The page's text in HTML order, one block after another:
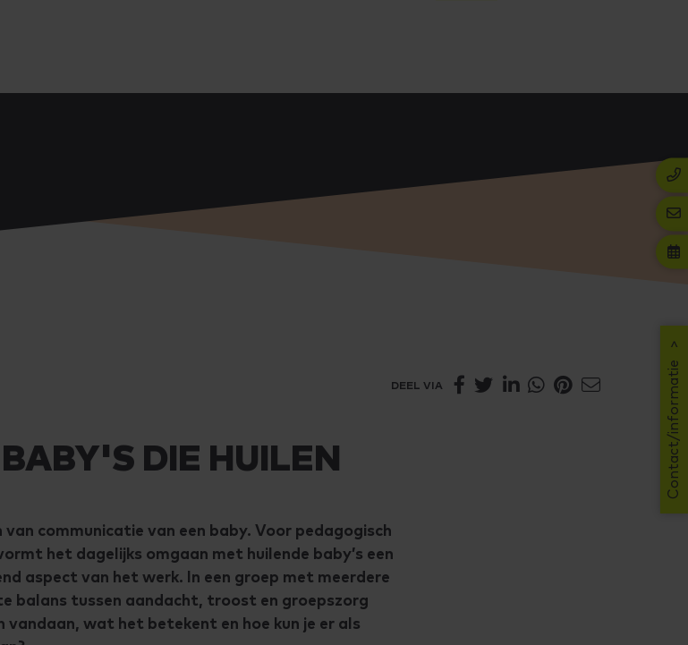
Contact/informatie
DEEL VIA
DIE HUILEN
van communicatie van een baby. Voor pedagogisch
het dagelijks omgaan met huilende baby’s een
aspect van het werk. In een groep met meerdere
balans tussen aandacht, troost en groepszorg
vandaan, wat het betekent en hoe kun je er als